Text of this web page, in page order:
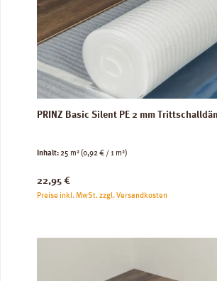
PRINZ Basic Silent PE 2 mm
Inhalt:25 m²(0,92 € / 1 m²)
Regulärer Preis:
22,95 €
Preise inkl. MwSt. zzgl. Versandkosten